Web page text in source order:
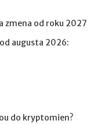
zmena od roku 2027
augusta 2026:
do kryptomien?